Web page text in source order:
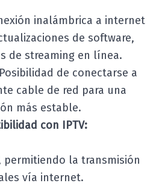
inalámbrica a internet
de software,
de streaming en línea.
de conectarse a
cable de red para una
más estable.
con IPTV:
permitiendo la transmisión
vía internet.